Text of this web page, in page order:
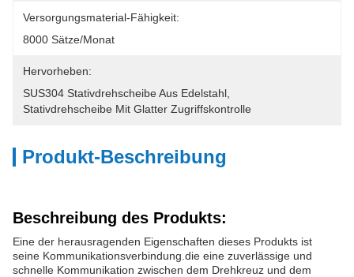
Versorgungsmaterial-Fähigkeit:
8000 Sätze/Monat
Hervorheben:
SUS304 Stativdrehscheibe Aus Edelstahl
Stativdrehscheibe Mit Glatter Zugriffskontrolle
Produkt-Beschreibung
Beschreibung des Produkts:
Eine der herausragenden Eigenschaften dieses Produkts ist
seine Kommunikationsverbindung.die eine zuverlässige und
schnelle Kommunikation zwischen dem Drehkreuz und dem